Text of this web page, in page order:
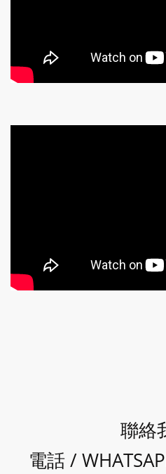
聯絡
電話 /